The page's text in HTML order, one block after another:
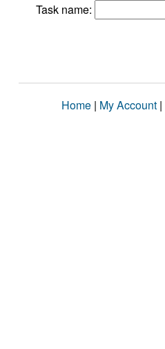
Task name:
Home | My Account |